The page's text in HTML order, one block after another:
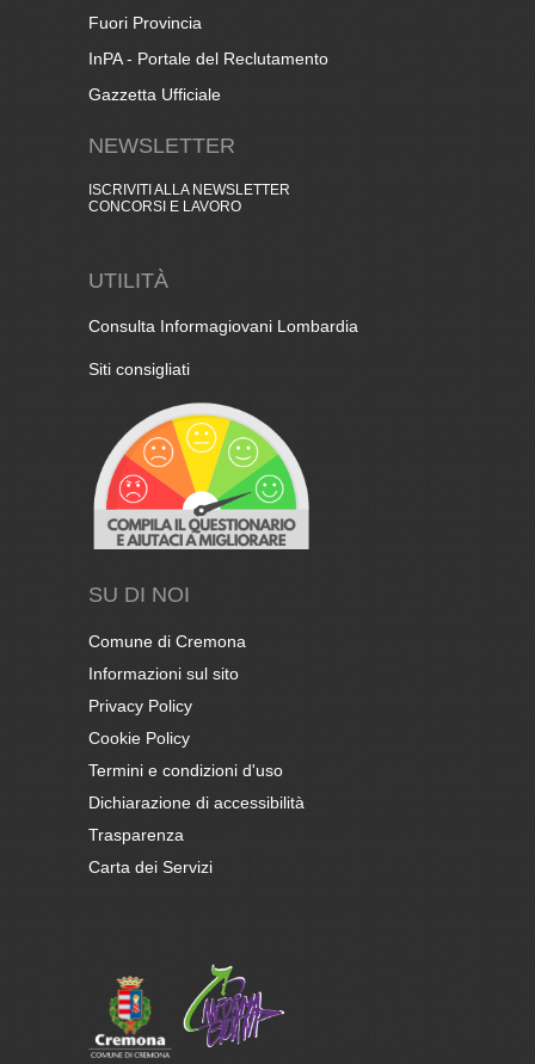
Fuori Provincia
InPA - Portale del Reclutamento
Gazzetta Ufficiale
NEWSLETTER
ISCRIVITI ALLA NEWSLETTER
CONCORSI E LAVORO
UTILITÀ
Consulta Informagiovani Lombardia
Siti consigliati
SU DI NOI
Comune di Cremona
Informazioni sul sito
Privacy Policy
Cookie Policy
Termini e condizioni d'uso
Dichiarazione di accessibilità
Trasparenza
Carta dei Servizi